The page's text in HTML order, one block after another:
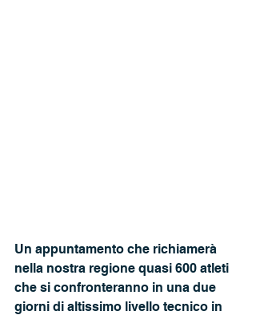
Un appuntamento che richiamerà
nella nostra regione quasi 600 atleti
che si confronteranno in una due
giorni di altissimo livello tecnico in